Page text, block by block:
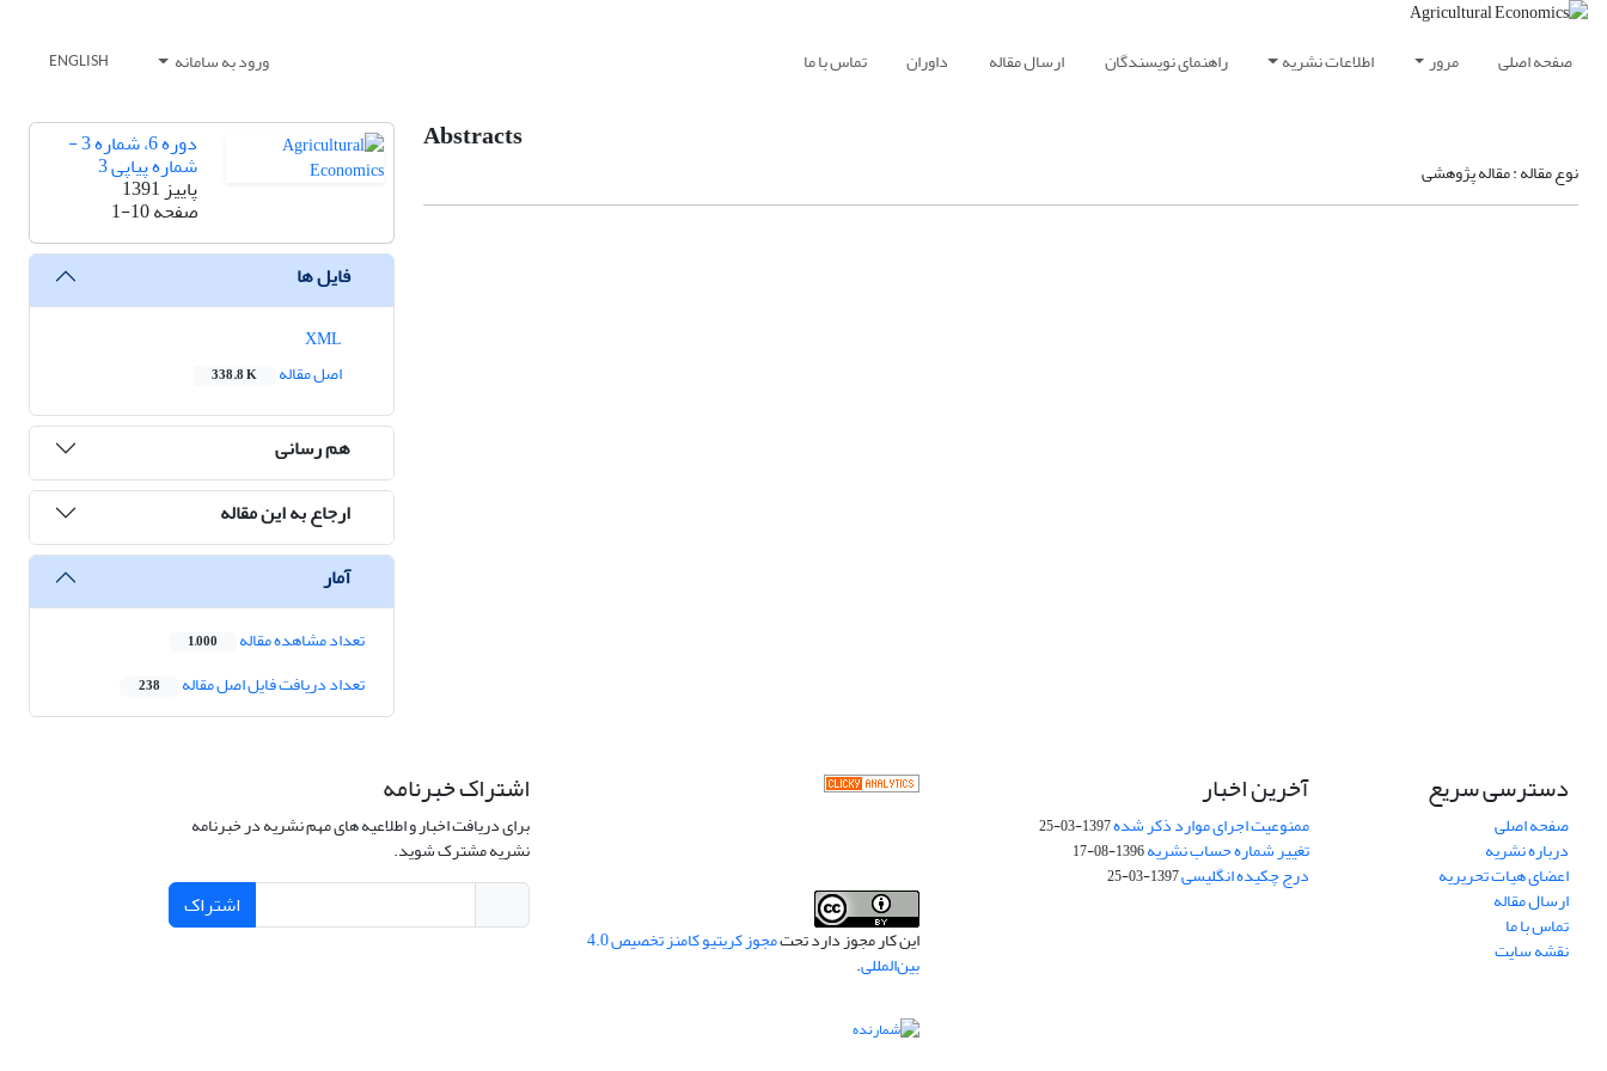
صفحه اصلی مرور اطلاعات نشریه راهنمای نویسندگان ارسال مقاله داوران تماس با ما ورود به سامانه ENGLISH
Abstracts
نوع مقاله : مقاله پژوهشی
دوره 6، شماره 3 -
شماره پیاپی 3
پاییز 1391
صفحه1-10
فایل ها
اصل مقاله
338.8 K
هم رسانی
ارجاع به این مقاله
آمار
تعداد مشاهده مقاله 1,000
تعداد دریافت فایل اصل مقاله 238
دسترسی سریع
صفحه اصلی
درباره نشریه
اعضای هیات تحریریه
ارسال مقاله
تماس با ما
نقشه سایت
آخرین اخبار
ممنوعیت اجرای موارد ذکر شده1397-03-25
تغییر شماره حساب نشریه1396-08-17
درج چکیده انگلیسی1397-03-25
این کار مجوز دارد تحت مجوز کریتیو کامنز تخصیص 4.0
بین‌المللی.
اشتراک خبرنامه
برای دریافت اخبار و اطلاعیه های مهم نشریه در خبرنامه
نشریه مشترک شوید.
اشتراک